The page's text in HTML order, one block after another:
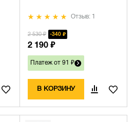
Отзыв: 1
2 530 ₽ 340 ₽
2 190 ₽
Платеж от 91 ₽
В КОРЗИНУ